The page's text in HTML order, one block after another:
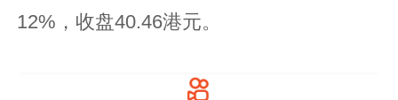
12%，收盘40.46港元。